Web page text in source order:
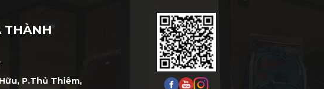
THÀNH
P.Thủ Thiêm,